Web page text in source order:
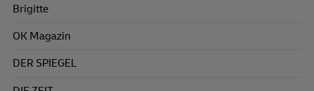
Brigitte
OK Magazin
DER SPIEGEL